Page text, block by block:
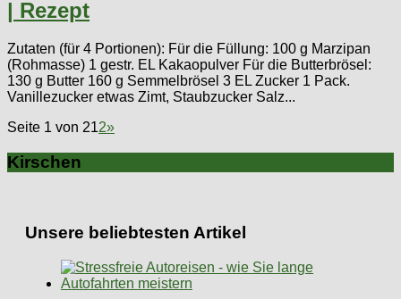
| Rezept
Zutaten (für 4 Portionen): Für die Füllung: 100 g Marzipan
(Rohmasse) 1 gestr. EL Kakaopulver Für die Butterbrösel:
130 g Butter 160 g Semmelbrösel 3 EL Zucker 1 Pack.
Vanillezucker etwas Zimt, Staubzucker Salz...
Seite 1 von 212»
Kirschen
Unsere beliebtesten Artikel